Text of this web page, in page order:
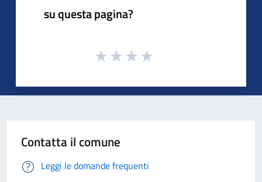
su questa pagina?
Contatta il comune
Leggi le domande frequenti